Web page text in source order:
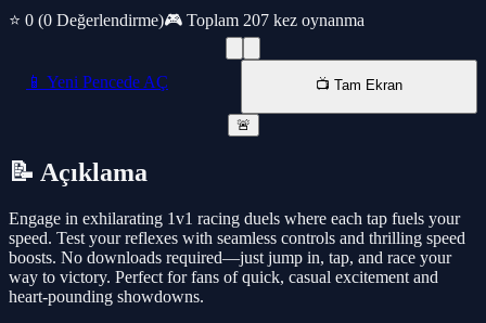
⭐ 0 (0 Değerlendirme)🎮 Toplam 207 kez oynanma
📱 Yeni Pencede AÇ 📺 Tam Ekran
🚨
📝 Açıklama
Engage in exhilarating 1v1 racing duels where each tap fuels your
speed. Test your reflexes with seamless controls and thrilling speed
boosts. No downloads required—just jump in, tap, and race your
way to victory. Perfect for fans of quick, casual excitement and
heart-pounding showdowns.